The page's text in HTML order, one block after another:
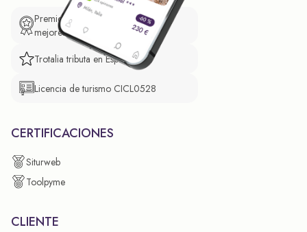
Premio de El Confidencial a las
mejores prácticas empresariales.
Trotalia tributa en España
Licencia de turismo CICL0528
CERTIFICACIONES
Siturweb
Toolpyme
CLIENTE